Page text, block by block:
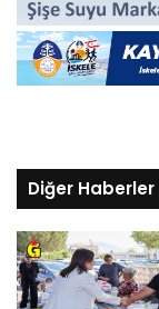
Diğer Haberler